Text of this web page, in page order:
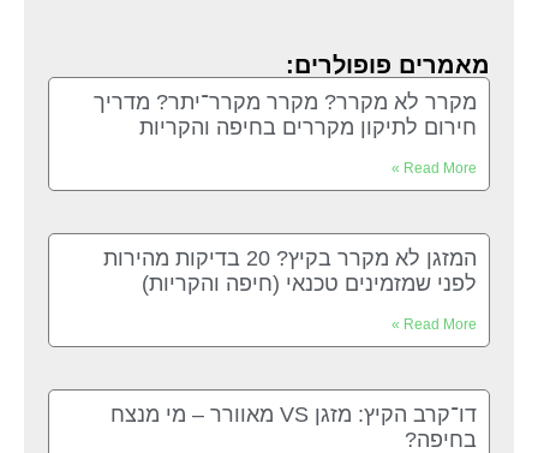
מאמרים פופולרים:
מקרר לא מקרר? מקרר מקרר־יתר? מדריך
חירום לתיקון מקררים בחיפה והקריות
Read More »
המזגן לא מקרר בקיץ? 20 בדיקות מהירות
לפני שמזמינים טכנאי (חיפה והקריות)
Read More »
דו־קרב הקיץ: מזגן VS מאוורר – מי מנצח
בחיפה?